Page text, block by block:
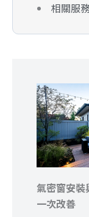
相關服
氣密窗安
一次改善